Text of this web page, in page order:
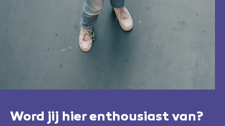
Word jij hier enthousiast van?